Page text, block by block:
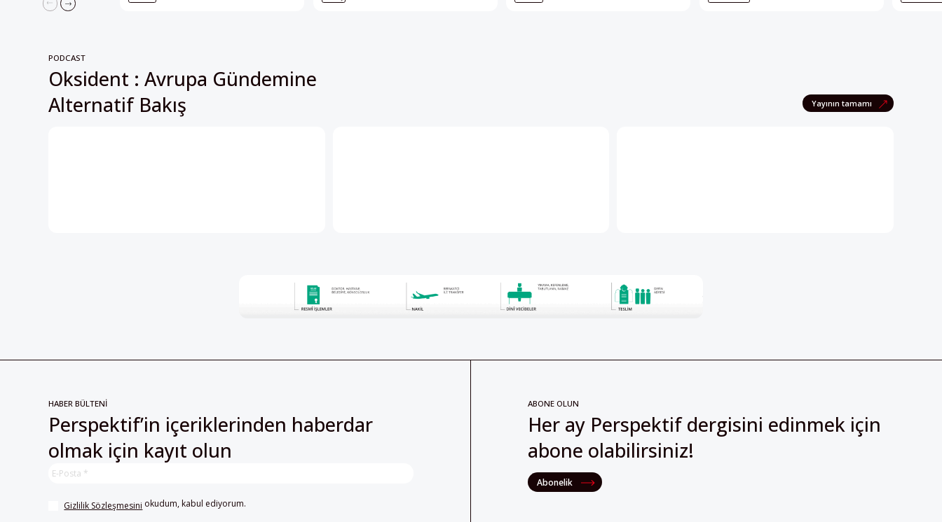
PODCAST
Oksident : Avrupa Gündemine
Alternatif Bakış
Yayının tamamı
HABER BÜLTENİ
Perspektif’in içeriklerinden haberdar
olmak için kayıt olun
Gizlilik Sözleşmesini okudum, kabul ediyorum.
ABONE OLUN
Her ay Perspektif dergisini edinmek için
abone olabilirsiniz!
Abonelik